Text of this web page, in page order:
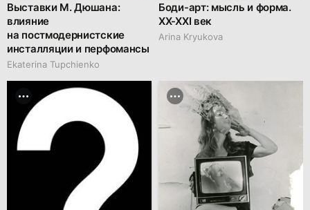
Выставки М. Дюшана:
влияние
на постмодернистские
инсталляции и перфомансы
Ekaterina Tupchienko
Боди-арт: мысль и форма.
ХХ-ХХI век
Arina Kryukova